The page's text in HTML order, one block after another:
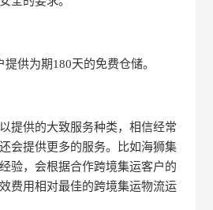
供为期180天的免费仓储。
提供的大致服务种类，相信经常
会提供更多的服务。比如海狮集
验，会根据合作跨境集运客户的
费用相对最佳的跨境集运物流运